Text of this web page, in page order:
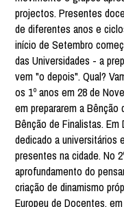
projectos. Presentes
de diferentes anos e
início de Setembro
das Universidades - a
vem "o depois". Qual?
os 1º anos em 28 de
em prepararem a Bênção
Bênção de Finalistas.
dedicado a universitários
presentes na cidade. No
aprofundamento do
criação de dinamismo
Europeu de Docentes,